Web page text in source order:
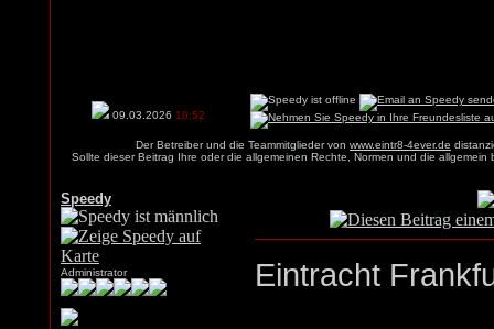
09.03.2026 10:52
Der Betreiber und die Teammitglieder von www.eintr8-4ever.de
Sollte dieser Beitrag Ihre oder die allgemeinen Rechte, Normen und die
Speedy
Administrator Eintracht